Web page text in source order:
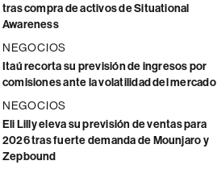
tras compra de activos de Situational
Awareness
NEGOCIOS
Itaú recorta su previsión de ingresos por
comisiones ante la volatilidad del mercado
NEGOCIOS
Eli Lilly eleva su previsión de ventas para
2026 tras fuerte demanda de Mounjaro y
Zepbound